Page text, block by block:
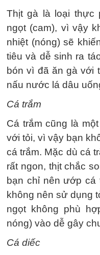
Thịt gà là loại thực
ngọt (cam), vì vậy
nhiệt (nóng) sẽ
tiêu và dễ sinh ra
bón vì đã ăn gà với
nấu nước lá dâu
Cá trắm
Cá trắm cũng là
với tỏi, vì vậy bạn
cá trắm. Mặc dù cá
rất ngon, thịt chắc
bạn chỉ nên ướp
không nên sử dụng
ngọt không phù
nóng) vào dễ gây
Cá diếc